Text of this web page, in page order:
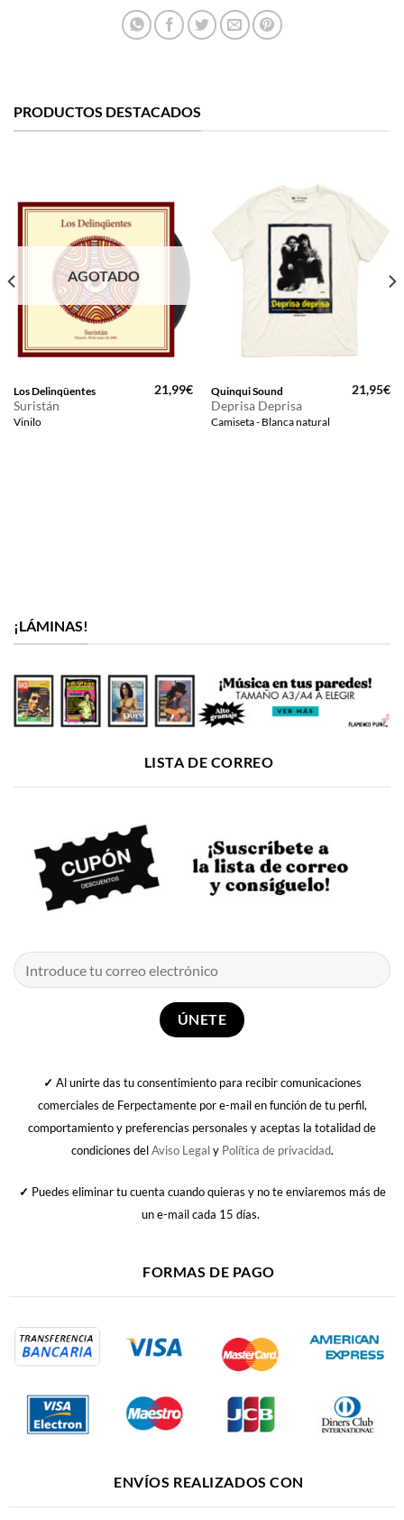
PRODUCTOS DESTACADOS
AGOTADO
Los Delinqüentes
Suristán
Vinilo
21,99€ Quinqui Sound
Deprisa Deprisa
Camiseta - Blanca natural
21,95€
¡LÁMINAS!
LISTA DE CORREO
✓ Al unirte das tu consentimiento para recibir comunicaciones
comerciales de Ferpectamente por e-mail en función de tu perfil,
comportamiento y preferencias personales y aceptas la totalidad de
condiciones delAviso Legaly Política de privacidad.
✓ Puedes eliminar tu cuenta cuando quieras y no te enviaremos más de
un e-mail cada 15 días.
FORMAS DE PAGO
ENVÍOS REALIZADOS CON